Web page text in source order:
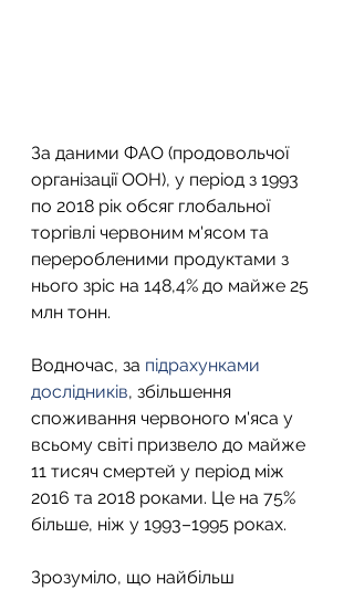
За даними ФАО (продовольчої
організації ООН), у період з 1993
по 2018 рік обсяг глобальної
торгівлі червоним м'ясом та
переробленими продуктами з
нього зріс на 148,4% до майже 25
млн тонн.
Водночас, за підрахунками
дослідників, збільшення
споживання червоного м'яса у
всьому світі призвело до майже
11 тисяч смертей у період між
2016 та 2018 роками. Це на 75%
більше, ніж у 1993–1995 роках.
Зрозуміло, що найбільш